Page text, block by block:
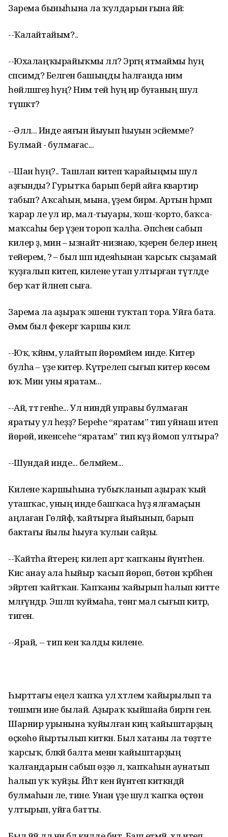
Зарема быныһына ла ҡулдарын ғына йәйә:
--Ҡалайтайым?..
--Юхалаңҡырайыҡмы әллә? Эргәңә ятмаймы һуң
сәпсимдә? Беләгенә башыңды һалғанда нимә
һөйләшәгеҙ һуң? Нимә тей һуң ир буғаның шул
түшәктә?
--Әллә... Инде аяғын йыуып һыуын эсәйемме?
Булмай - булмағас...
--Шан һуң?.. Ташлап китеп ҡарайыңмы шул
аҙғынды? Гурытҡа барып берәй айға квартир
табып? Аҡсаһын, мына, үҙем бирәм. Артын һәрмәп
ҡарар әле ул ир, мал-тыуары, ҡош-ҡорто, баҡса-
маҡсаһы бер үҙенә тороп ҡалһа. Әпсәһенә сабып
килер ҙә, мин – ызнайт-низнаю, ҡәҙерен белер инең
тейерем, ә? – был шәп идеяһынан ҡарсыҡ сыҙамай
ҡуҙғалып китеп, килене утап ултырған түтәлде
бер ҡат әйләнеп сыға.
Зарема ла аҙыраҡ эшенән туҡтап тора. Уйға бата.
Әммә был фекергә ҡаршы килә:
--Юҡ, ҡәйнәм, улайтып йөрөмәйем инде. Китер
булһа – үҙе китер. Күтәрелеп сығып китер көсөм
юҡ. Мин уны яратам...
--Ай, әттә генәһе... Ул ниндәй управы булмаған
яратыу ул һеҙҙә? Береһе “яратам” тип уйнаш итеп
йөрөй, икенсеһе “яратам” тип күҙ йомоп ултыра?
--Шундай инде... белмәйем...
Килене ҡаршыһына тубыҡланып аҙыраҡ ҡый
уташҡас, уның инде башҡаса һүҙ ялғамаҫын
аңлаған Гөләйфә, ҡайтырға йыйынып, барып
бактағы йылы һыуға ҡулын сайҙы.
--Ҡайтһа әйтерең: килеп арт ҡапҡаны йүнәтһен.
Кисә анау ала һыйыр ҡасып йөрөп, бөтөн әҡрәбәһен
эйәртеп ҡайтҡан. Ҡапҡаны ҡайырып һалып китте
мәлғүндәр. Эшләп ҡуймаһа, төнгә мал сығып китәр,
тиген.
--Ярай, -- тип кенә ҡалды килене.
Һырттағы еңел ҡапҡа ул хәтлем ҡайырылып та
төшмәгән ине былай. Аҙыраҡ ҡыйшайа биргән генә.
Шарнир урынына ҡуйылған киң ҡайыштарҙың
өҫкөһө йыртылып киткән. Был хатаны ла төҙәтте
ҡарсыҡ, бәләкәй балта менән ҡайыштарҙың
ҡалғандарын сабып өҙҙө лә, ҡапҡаһын аунатып
һалып уҡ ҡуйҙы. Йәһәт кенә йүнәтеп киткәндәй
булмаһын әле, тине. Унан үҙе шул ҡапҡа өҫтөнә
ултырып, уйға батты.